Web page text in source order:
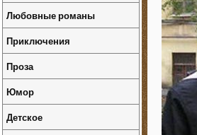
Любовные романы
Приключения
Проза
Юмор
Детское